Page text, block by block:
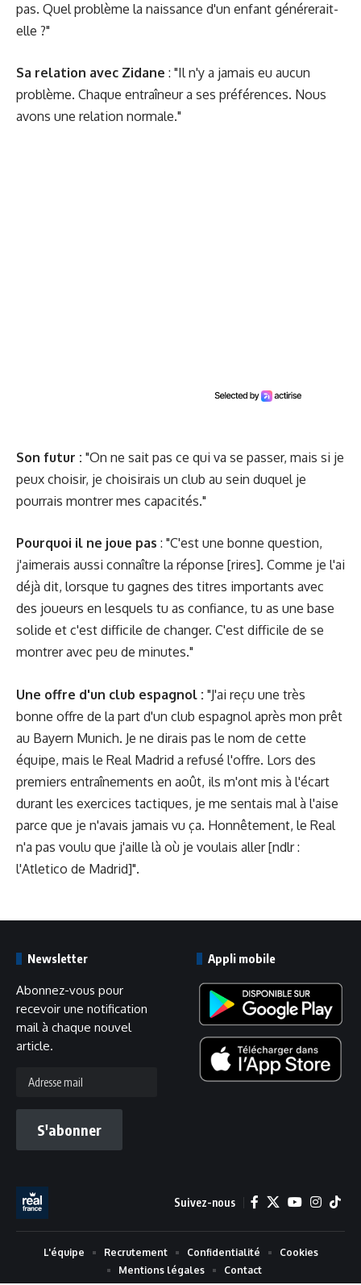
pas. Quel problème la naissance d'un enfant générerait-
elle ?"
Sa relation avec Zidane : "Il n'y a jamais eu aucun
problème. Chaque entraîneur a ses préférences. Nous
avons une relation normale."
Son futur : "On ne sait pas ce qui va se passer, mais si je
peux choisir, je choisirais un club au sein duquel je
pourrais montrer mes capacités."
Pourquoi il ne joue pas : "C'est une bonne question,
j'aimerais aussi connaître la réponse [rires]. Comme je l'ai
déjà dit, lorsque tu gagnes des titres importants avec
des joueurs en lesquels tu as confiance, tu as une base
solide et c'est difficile de changer. C'est difficile de se
montrer avec peu de minutes."
Une offre d'un club espagnol : "J'ai reçu une très
bonne offre de la part d'un club espagnol après mon prêt
au Bayern Munich. Je ne dirais pas le nom de cette
équipe, mais le Real Madrid a refusé l'offre. Lors des
premiers entraînements en août, ils m'ont mis à l'écart
durant les exercices tactiques, je me sentais mal à l'aise
parce que je n'avais jamais vu ça. Honnêtement, le Real
n'a pas voulu que j'aille là où je voulais aller [ndlr :
l'Atletico de Madrid]".
Newsletter
Abonnez-vous pour
recevoir une notification
mail à chaque nouvel
article.
mail
S'abonner
Appli mobile
Suivez-nous
L'équipe Recrutement Confidentialité
Cookies
Mentions légales
Contact